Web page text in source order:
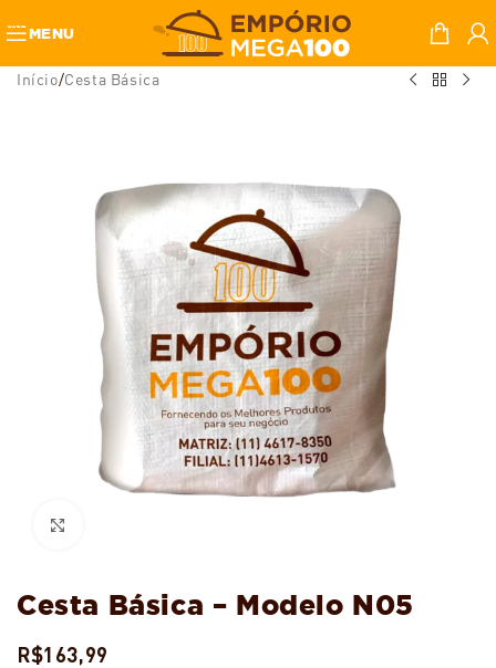
Skip to navigation
Skip to main content
MENU
Início/Cesta Básica
Cesta Básica – Modelo N05
R$163,99